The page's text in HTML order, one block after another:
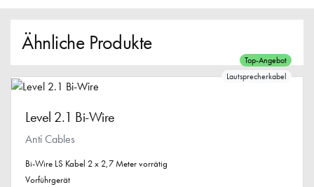
Ähnliche Produkte
Top-Angebot
Lautsprecherkabel
Level 2.1 Bi-Wire
Anti Cables
Bi-Wire LS Kabel 2 x 2,7 Meter vorrätig
Vorführgerät